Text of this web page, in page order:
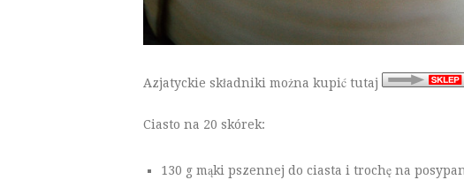
Azjatyckie składniki można kupić tutaj
Ciasto na 20 skórek:
130 g mąki pszennej do ciasta i trochę na